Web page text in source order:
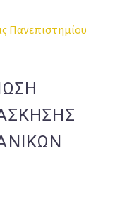
Πανεπιστημίου